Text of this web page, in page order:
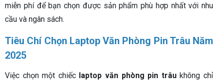
miễn phí để bạn chọn được sản phẩm phù hợp nhất với nhu
cầu và ngân sách.
Tiêu Chí Chọn Laptop Văn Phòng Pin Trâu Năm
2025
Việc chọn một chiếc laptop văn phòng pin trâukhông chỉ